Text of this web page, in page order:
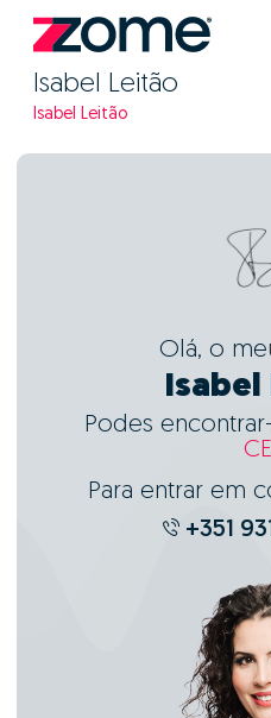
Isabel Leitão
Isabel Leitão
Olá, o
Isabel
Podes
Para entrar em
+351